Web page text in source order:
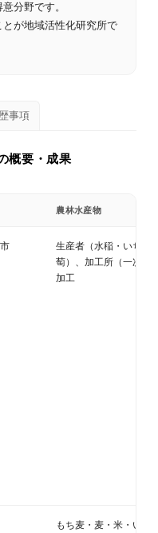
分野です。
が地域活性化研究所で
事項
概要・成果
農林水産物
生産者（水稲・いちじ
萄）、加工所（一次）
加工
もち麦・麦・米・いち